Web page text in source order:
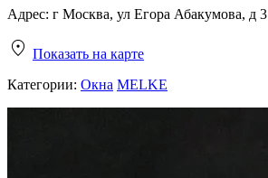
Адрес: г Москва, ул Егора Абакумова, д 3
Показать на карте
Категории: Окна MELKE